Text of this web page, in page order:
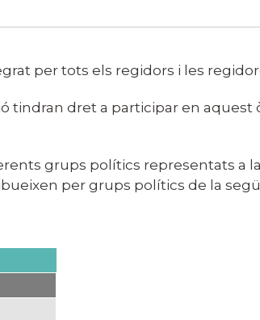
per tots els regidors i les
tindran dret a participar en
grups polítics representats a
per grups polítics de la